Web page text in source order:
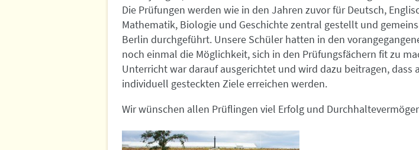
Die Prüfungen werden wie in den Jahren zuvor für Deutsch,
Mathematik, Biologie und Geschichte zentral gestellt und
Berlin durchgeführt. Unsere Schüler hatten in den
noch einmal die Möglichkeit, sich in den Prüfungsfächern fit zu
Unterricht war darauf ausgerichtet und wird dazu beitragen, dass
individuell gesteckten Ziele erreichen werden.
Wir wünschen allen Prüflingen viel Erfolg und